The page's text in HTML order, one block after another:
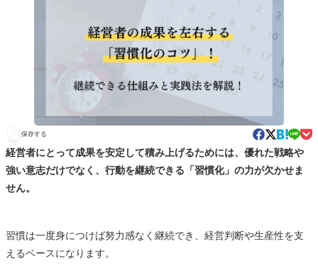
保存する
経営者にとって成果を安定して積み上げるためには、優れた戦略や
強い意志だけでなく、行動を継続できる「習慣化」の力が欠かせま
せん。
習慣は一度身につけば努力感なく継続でき、経営判断や生産性を支
えるベースになります。